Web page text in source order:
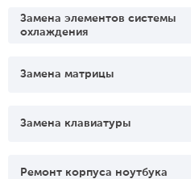
Замена элементов системы
охлаждения
Замена матрицы
Замена клавиатуры
Ремонт корпуса ноутбука